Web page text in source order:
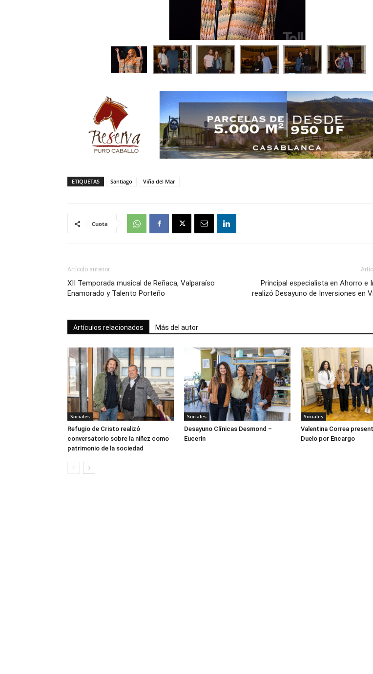
ETIQUETAS Santiago Viña del Mar
Cuota
Artículo anterior
XII Temporada musical de Reñaca, Valparaíso
Enamorado y Talento Porteño
Principal especialista en Ahorro e
realizó Desayuno de Inversiones en
Artículos relacionados Más del autor
Sociales
Refugio de Cristo realizó
conversatorio sobre la niñez como
patrimonio de la sociedad
Sociales
Desayuno Clínicas Desmond –
Eucerin
Sociales
Valentina Correa
Duelo por Encargo